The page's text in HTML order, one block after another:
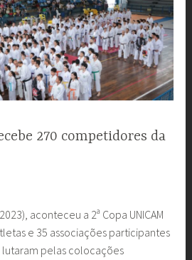
270 competidores da
aconteceu a 2ª Copa UNICAM
e 35 associações participantes
pelas colocações